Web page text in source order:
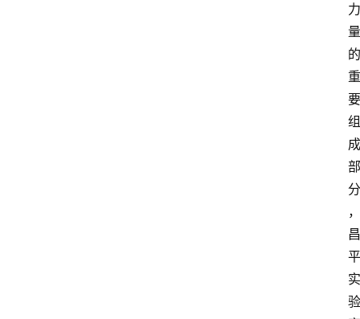
力
量
的
重
要
组
成
部
分
，
昌
平
实
验